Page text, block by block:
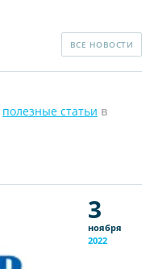
ВСЕ НОВОСТИ
полезные статьи в
3
ноября
2022